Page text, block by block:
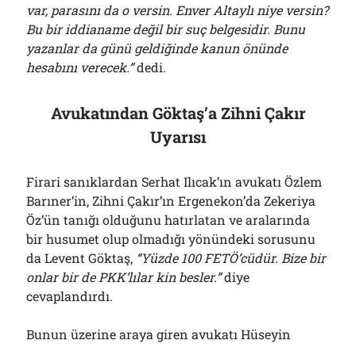
var, parasını da o versin. Enver Altaylı niye versin?
Bu bir iddianame değil bir suç belgesidir. Bunu
yazanlar da günü geldiğinde kanun önünde
hesabını verecek.”dedi.
Avukatından Göktaş’a Zihni Çakır
Uyarısı
Firari sanıklardan Serhat Ilıcak’ın avukatı Özlem
Barıner’in, Zihni Çakır’ın Ergenekon’da Zekeriya
Öz’ün tanığı olduğunu hatırlatan ve aralarında
bir husumet olup olmadığı yönündeki sorusunu
da Levent Göktaş, “Yüzde 100 FETÖ’cüdür. Bize bir
onlar bir de PKK’lılar kin besler.”diye
cevaplandırdı.
Bunun üzerine araya giren avukatı Hüseyin